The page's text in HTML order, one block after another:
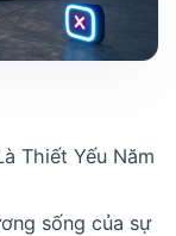
Thiết Yếu Năm
sống của sự